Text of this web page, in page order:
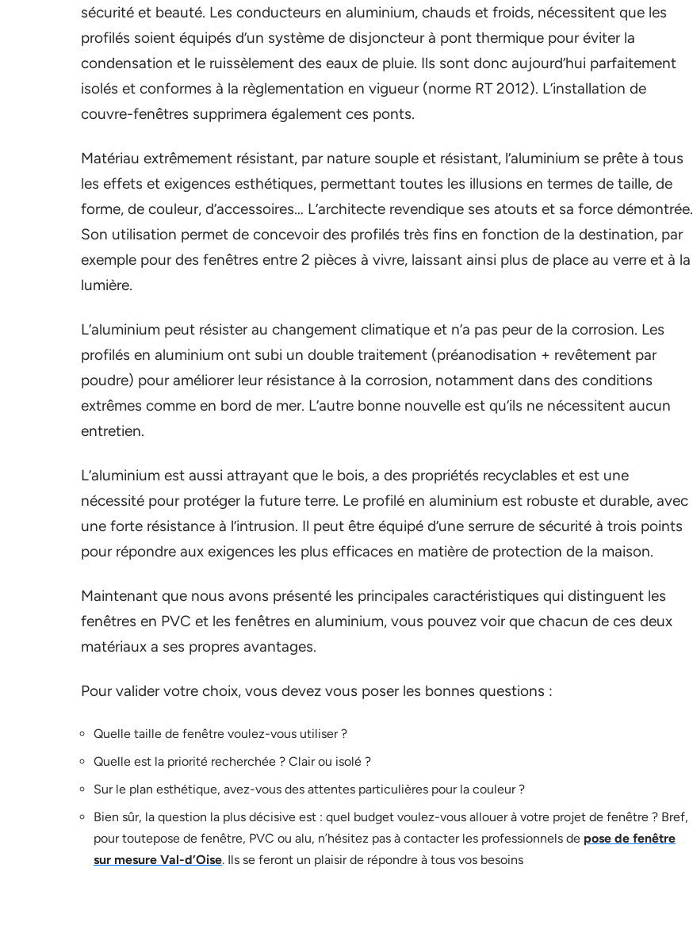
sécurité et beauté. Les conducteurs en aluminium, chauds et froids, nécessitent que les
profilés soient équipés d’un système de disjoncteur à pont thermique pour éviter la
condensation et le ruissèlement des eaux de pluie. Ils sont donc aujourd’hui parfaitement
isolés et conformes à la règlementation en vigueur (norme RT 2012). L’installation de
couvre-fenêtres supprimera également ces ponts.
Matériau extrêmement résistant, par nature souple et résistant, l’aluminium se prête à tous
les effets et exigences esthétiques, permettant toutes les illusions en termes de taille, de
forme, de couleur, d’accessoires… L’architecte revendique ses atouts et sa force démontrée.
Son utilisation permet de concevoir des profilés très fins en fonction de la destination, par
exemple pour des fenêtres entre 2 pièces à vivre, laissant ainsi plus de place au verre et à la
lumière.
L’aluminium peut résister au changement climatique et n’a pas peur de la corrosion. Les
profilés en aluminium ont subi un double traitement (préanodisation + revêtement par
poudre) pour améliorer leur résistance à la corrosion, notamment dans des conditions
extrêmes comme en bord de mer. L’autre bonne nouvelle est qu’ils ne nécessitent aucun
entretien.
L’aluminium est aussi attrayant que le bois, a des propriétés recyclables et est une
nécessité pour protéger la future terre. Le profilé en aluminium est robuste et durable, avec
une forte résistance à l’intrusion. Il peut être équipé d’une serrure de sécurité à trois points
pour répondre aux exigences les plus efficaces en matière de protection de la maison.
Maintenant que nous avons présenté les principales caractéristiques qui distinguent les
fenêtres en PVC et les fenêtres en aluminium, vous pouvez voir que chacun de ces deux
matériaux a ses propres avantages.
Pour valider votre choix, vous devez vous poser les bonnes questions :
Quelle taille de fenêtre voulez-vous utiliser ?
Quelle est la priorité recherchée ? Clair ou isolé ?
Sur le plan esthétique, avez-vous des attentes particulières pour la couleur ?
Bien sûr, la question la plus décisive est : quel budget voulez-vous allouer à votre projet de fenêtre ? Bref,
pour toutepose de fenêtre, PVC ou alu, n’hésitez pas à contacter les professionnels de pose de fenêtre
sur mesure Val-d’Oise. Ils se feront un plaisir de répondre à tous vos besoins